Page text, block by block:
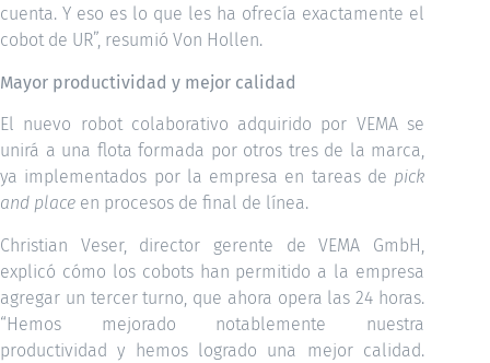
cuenta. Y eso es lo que les ha ofrecía exactamente el
cobot de UR”, resumió Von Hollen.
Mayor productividad y mejor calidad
El nuevo robot colaborativo adquirido por VEMA se
unirá a una flota formada por otros tres de la marca,
ya implementados por la empresa en tareas de pick
and place en procesos de final de línea.
Christian Veser, director gerente de VEMA GmbH,
explicó cómo los cobots han permitido a la empresa
agregar un tercer turno, que ahora opera las 24 horas.
“Hemos mejorado notablemente nuestra
productividad y hemos logrado una mejor calidad.